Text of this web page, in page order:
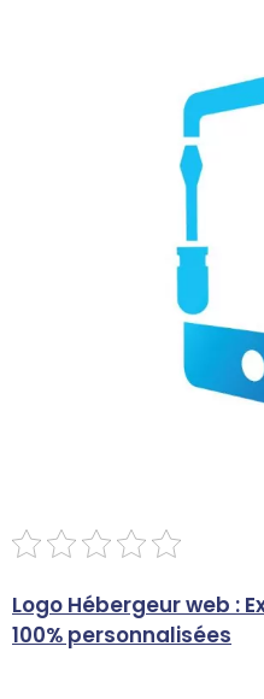
Logo Hébergeur web :
100% personnalisées